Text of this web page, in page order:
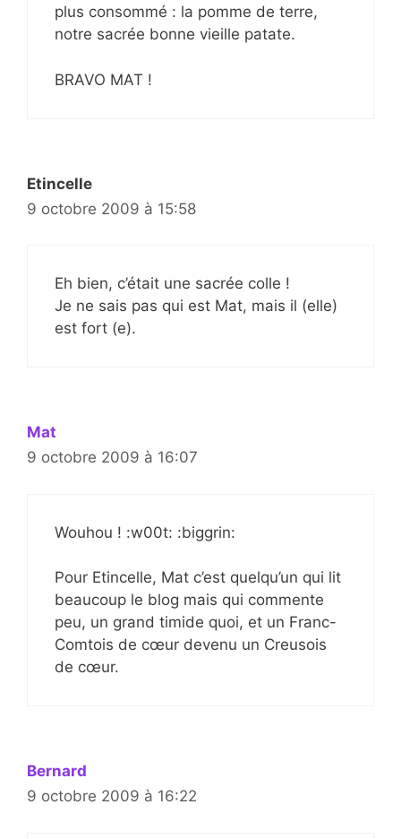
plus consommé : la pomme de terre,
notre sacrée bonne vieille patate.
BRAVO MAT !
Etincelle
9 octobre 2009 à 15:58
Eh bien, c’était une sacrée colle !
Je ne sais pas qui est Mat, mais il (elle)
est fort (e).
Mat
9 octobre 2009 à 16:07
Wouhou ! :w00t: :biggrin:
Pour Etincelle, Mat c’est quelqu’un qui lit
beaucoup le blog mais qui commente
peu, un grand timide quoi, et un Franc-
Comtois de cœur devenu un Creusois
de cœur.
Bernard
9 octobre 2009 à 16:22